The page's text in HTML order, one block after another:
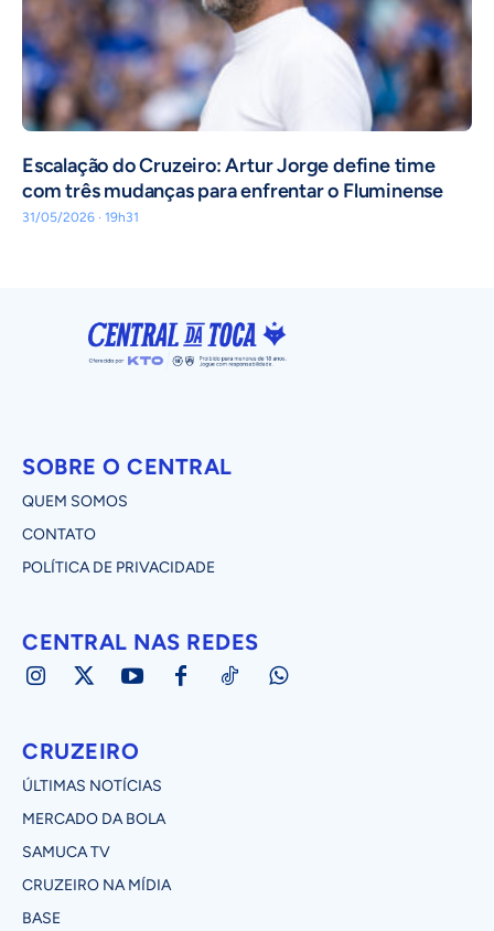
Escalação do Cruzeiro: Artur Jorge define time
com três mudanças para enfrentar o Fluminense
31/05/2026 · 19h31
SOBRE O CENTRAL
QUEM SOMOS
CONTATO
POLÍTICA DE PRIVACIDADE
CENTRAL NAS REDES
CRUZEIRO
ÚLTIMAS NOTÍCIAS
MERCADO DA BOLA
SAMUCA TV
CRUZEIRO NA MÍDIA
BASE